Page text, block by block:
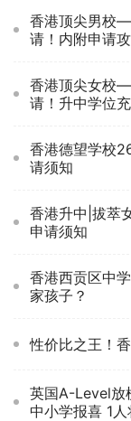
香港顶尖男校
请！内附申请
香港顶尖女校
请！升中学位充
香港德望学校
请须知
香港升中|拔萃
申请须知
香港西贡区中
家孩子？
性价比之王！
英国A-Level放
中小学报喜 1